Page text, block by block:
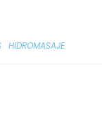
HIDROMASAJE